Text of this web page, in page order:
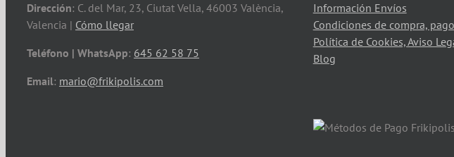
Dirección: C. del Mar, 23, Ciutat Vella, 46003 València,
Valencia | Cómo llegar
Teléfono | WhatsApp: 645 62 58 75
Email: mario@frikipolis.com
Información Envíos
Condiciones de compra,
Política de Cookies, Aviso
Blog